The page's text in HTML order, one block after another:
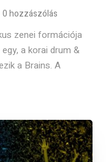
0 hozzászólás
zenei formációja
a korai drum &
a Brains. A